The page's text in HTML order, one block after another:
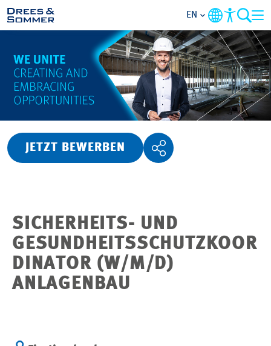
OVERVIEW
ABOUT US
AREAS OF ACTIVITY
ALL ABOUT APPLYING
JOB-OPPORTUNITIES
EN
JETZT BEWERBEN
SICHERHEITS- UND
GESUNDHEITSSCHUTZKOOR
DINATOR (W/M/D)
ANLAGENBAU